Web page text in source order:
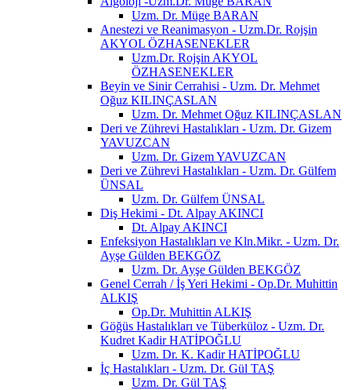
Uzm. Dr. Müge BARAN
Anestezi ve Reanimasyon - Uzm.Dr. Rojşin
AKYOL ÖZHASENEKLER
Uzm.Dr. Rojşin AKYOL
ÖZHASENEKLER
Beyin ve Sinir Cerrahisi - Uzm. Dr. Mehmet
Oğuz KILINÇASLAN
Uzm. Dr. Mehmet Oğuz KILINÇASLAN
Deri ve Zührevi Hastalıkları - Uzm. Dr. Gizem
YAVUZCAN
Uzm. Dr. Gizem YAVUZCAN
Deri ve Zührevi Hastalıkları - Uzm. Dr. Gülfem
ÜNSAL
Uzm. Dr. Gülfem ÜNSAL
Diş Hekimi - Dt. Alpay AKINCI
Dt. Alpay AKINCI
Enfeksiyon Hastalıkları ve Kln.Mikr. - Uzm. Dr.
Ayşe Gülden BEKGÖZ
Uzm. Dr. Ayşe Gülden BEKGÖZ
Genel Cerrah / İş Yeri Hekimi - Op.Dr. Muhittin
ALKIŞ
Op.Dr. Muhittin ALKIŞ
Göğüs Hastalıkları ve Tüberküloz - Uzm. Dr.
Kudret Kadir HATİPOĞLU
Uzm. Dr. K. Kadir HATİPOĞLU
İç Hastalıkları - Uzm. Dr. Gül TAŞ
Uzm. Dr. Gül TAŞ